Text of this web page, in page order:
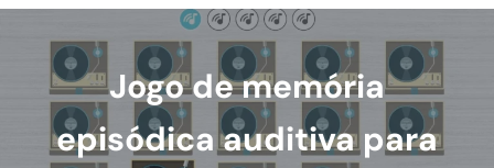
Jogo de memória
episódica auditiva para